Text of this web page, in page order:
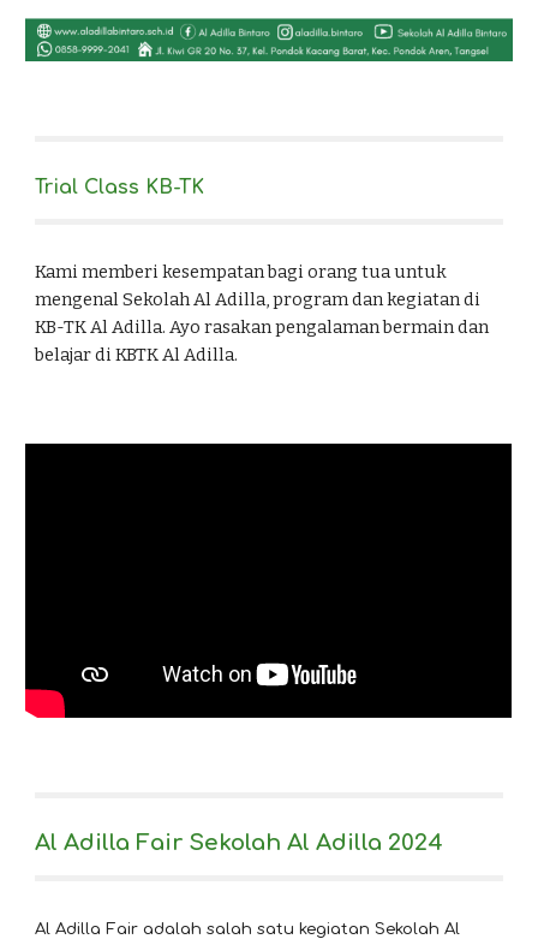
Trial Class KB-TK
Kami memberi kesempatan bagi orang tua untuk
mengenal Sekolah Al Adilla, program dan kegiatan di
KB-TK Al Adilla. Ayo rasakan pengalaman bermain dan
belajar di KBTK Al Adilla.
Al Adilla Fair Sekolah Al Adilla 2024
Al Adilla Fair adalah salah satu kegiatan Sekolah Al